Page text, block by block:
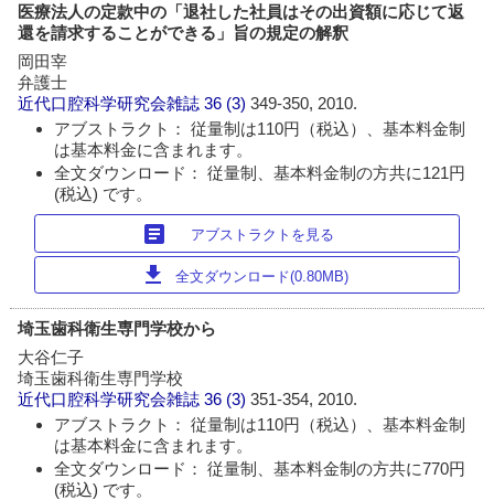
医療法人の定款中の「退社した社員はその出資額に応じて返
還を請求することができる」旨の規定の解釈
岡田宰
弁護士
近代口腔科学研究会雑誌 36 (3)349-350, 2010.
アブストラクト： 従量制は110円（税込）、基本料金制
は基本料金に含まれます。
全文ダウンロード： 従量制、基本料金制の方共に121円
(税込) です。
article アブストラクトを見る
download 全文ダウンロード(0.80MB)
埼玉歯科衛生専門学校から
大谷仁子
埼玉歯科衛生専門学校
近代口腔科学研究会雑誌 36 (3)351-354, 2010.
アブストラクト： 従量制は110円（税込）、基本料金制
は基本料金に含まれます。
全文ダウンロード： 従量制、基本料金制の方共に770円
(税込) です。